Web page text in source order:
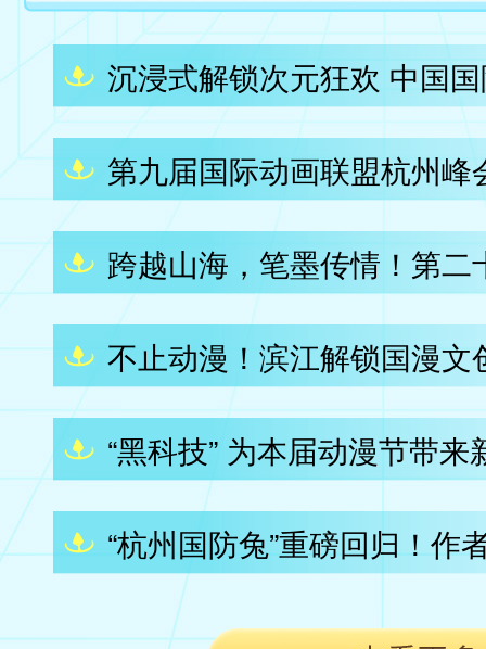
第九届国际动画联盟杭州峰
不止动漫！滨江解锁国漫文
“黑科技” 为本届动漫节带来